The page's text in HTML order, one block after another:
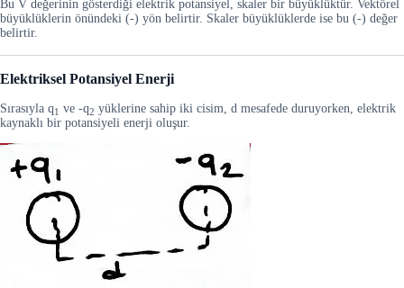
Bu V değerinin gösterdiği elektrik potansiyel, skaler bir büyüklüktür. Vektörel
büyüklüklerin önündeki (-) yön belirtir. Skaler büyüklüklerde ise bu (-) değer
belirtir.
Elektriksel Potansiyel Enerji
Sırasıyla q1 ve -q2 yüklerine sahip iki cisim, d mesafede duruyorken, elektrik
kaynaklı bir potansiyeli enerji oluşur.